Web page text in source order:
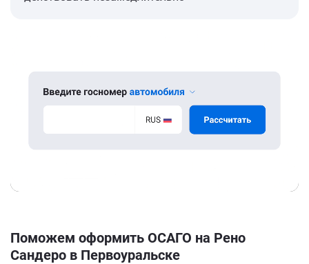
Поможем оформить ОСАГО на Рено
Сандеро в Первоуральске